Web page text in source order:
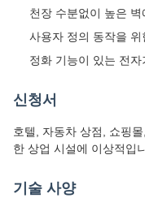
천장 수분없이 높은
사용자 정의 동작을
정화 기능이 있는 전자
신청서
호텔, 자동차 상점, 쇼핑
한 상업 시설에 이상적입
기술 사양